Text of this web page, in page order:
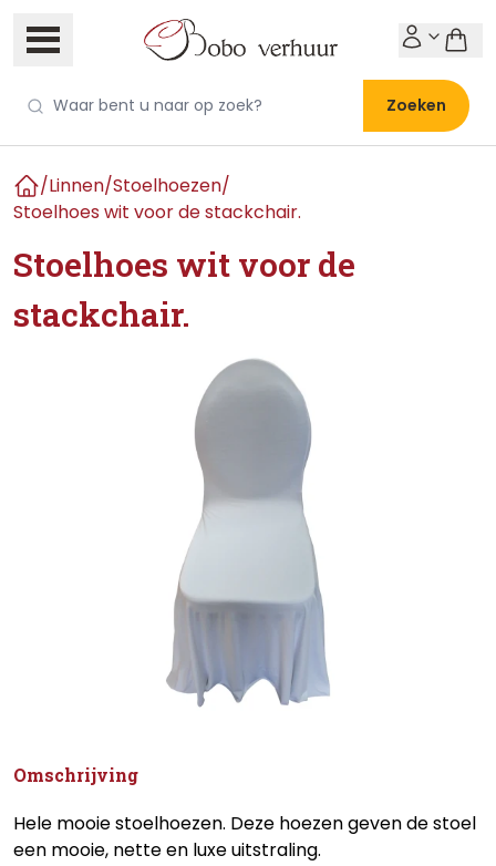
Zoeken
Home
/Linnen/Stoelhoezen/
Stoelhoes wit voor de stackchair.
Stoelhoes wit voor de
stackchair.
Omschrijving
Hele mooie stoelhoezen. Deze hoezen geven de stoel
een mooie, nette en luxe uitstraling.